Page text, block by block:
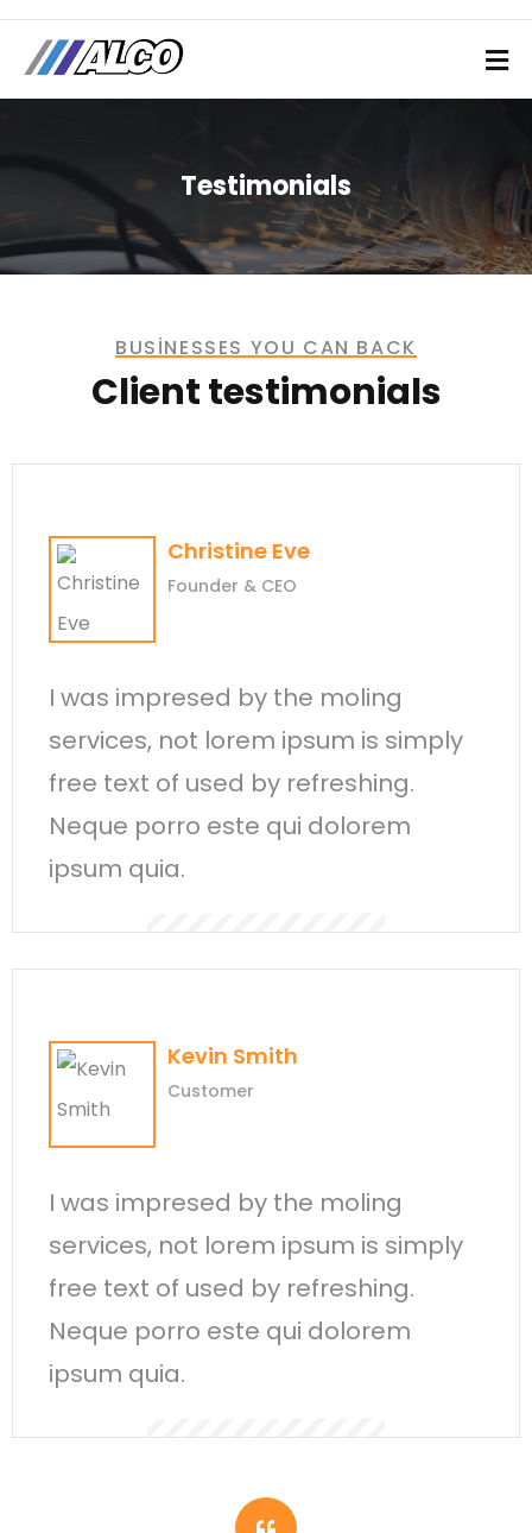
Testimonials
BUSINESSES YOU CAN BACK
Client testimonials
Christine Eve
Founder & CEO
I was impresed by the moling
services, not lorem ipsum is simply
free text of used by refreshing.
Neque porro este qui dolorem
ipsum quia.
Kevin Smith
Customer
I was impresed by the moling
services, not lorem ipsum is simply
free text of used by refreshing.
Neque porro este qui dolorem
ipsum quia.